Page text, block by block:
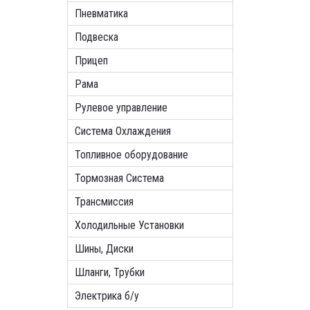
Пневматика
Подвеска
Прицеп
Рама
Рулевое управление
Система Охлаждения
Топливное оборудование
Тормозная Система
Трансмиссия
Холодильные Установки
Шины, Диски
Шланги, Трубки
Электрика б/у